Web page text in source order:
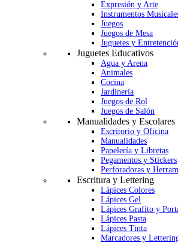
Expresión y Arte
Instrumentos
Juegos
Juegos de Mesa
Juguetes y
Juguetes Educativos
Agua y Arena
Animales
Cocina
Jardinería
Juegos de Rol
Juegos de Salón
Manualidades y Escolares
Escritorio y Oficina
Manualidades
Papelería y Libretas
Pegamentos y Stickers
Perforadoras y
Escritura y Lettering
Lápices Colores
Lápices Gel
Lápices Grafito y
Lápices Pasta
Lápices Tinta
Marcadores y